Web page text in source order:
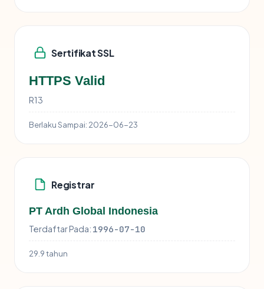
Sertifikat SSL
HTTPS Valid
R13
Berlaku Sampai: 2026-06-23
Registrar
PT Ardh Global Indonesia
Terdaftar Pada: 1996-07-10
29.9 tahun